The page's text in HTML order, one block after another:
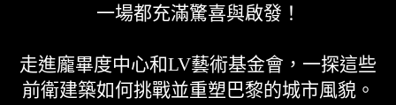
一場都充滿驚喜與啟發！
走進龐畢度中心和LV藝術基金會，一探這些
前衛建築如何挑戰並重塑巴黎的城市風貌。